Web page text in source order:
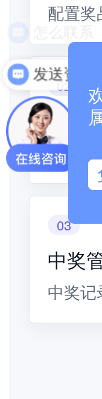
配置奖
02
互动
用抽奖
03
中奖
中奖
发送资料